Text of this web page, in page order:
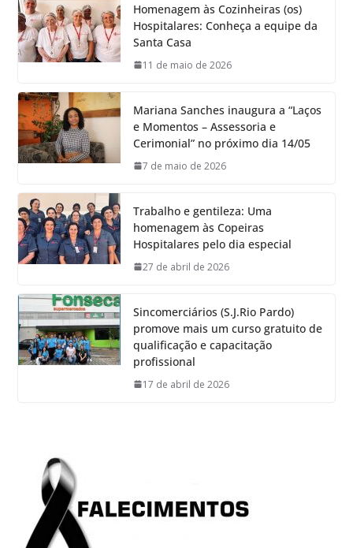
Homenagem às Cozinheiras (os)
Hospitalares: Conheça a equipe da
Santa Casa
11 de maio de 2026
Mariana Sanches inaugura a “Laços
e Momentos – Assessoria e
Cerimonial” no próximo dia 14/05
7 de maio de 2026
Trabalho e gentileza: Uma
homenagem às Copeiras
Hospitalares pelo dia especial
27 de abril de 2026
Sincomerciários (S.J.Rio Pardo)
promove mais um curso gratuito de
qualificação e capacitação
profissional
17 de abril de 2026